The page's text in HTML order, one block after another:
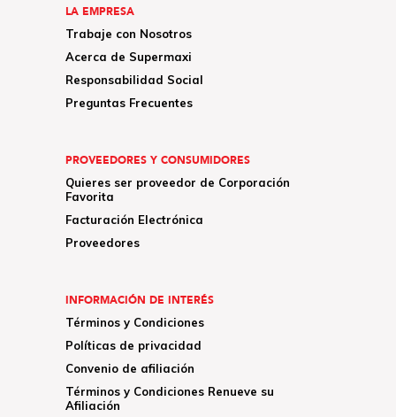
LA EMPRESA
Trabaje con Nosotros
Acerca de Supermaxi
Responsabilidad Social
Preguntas Frecuentes
PROVEEDORES Y CONSUMIDORES
Quieres ser proveedor de Corporación
Favorita
Facturación Electrónica
Proveedores
INFORMACIÓN DE INTERÉS
Términos y Condiciones
Políticas de privacidad
Convenio de afiliación
Términos y Condiciones Renueve su
Afiliación